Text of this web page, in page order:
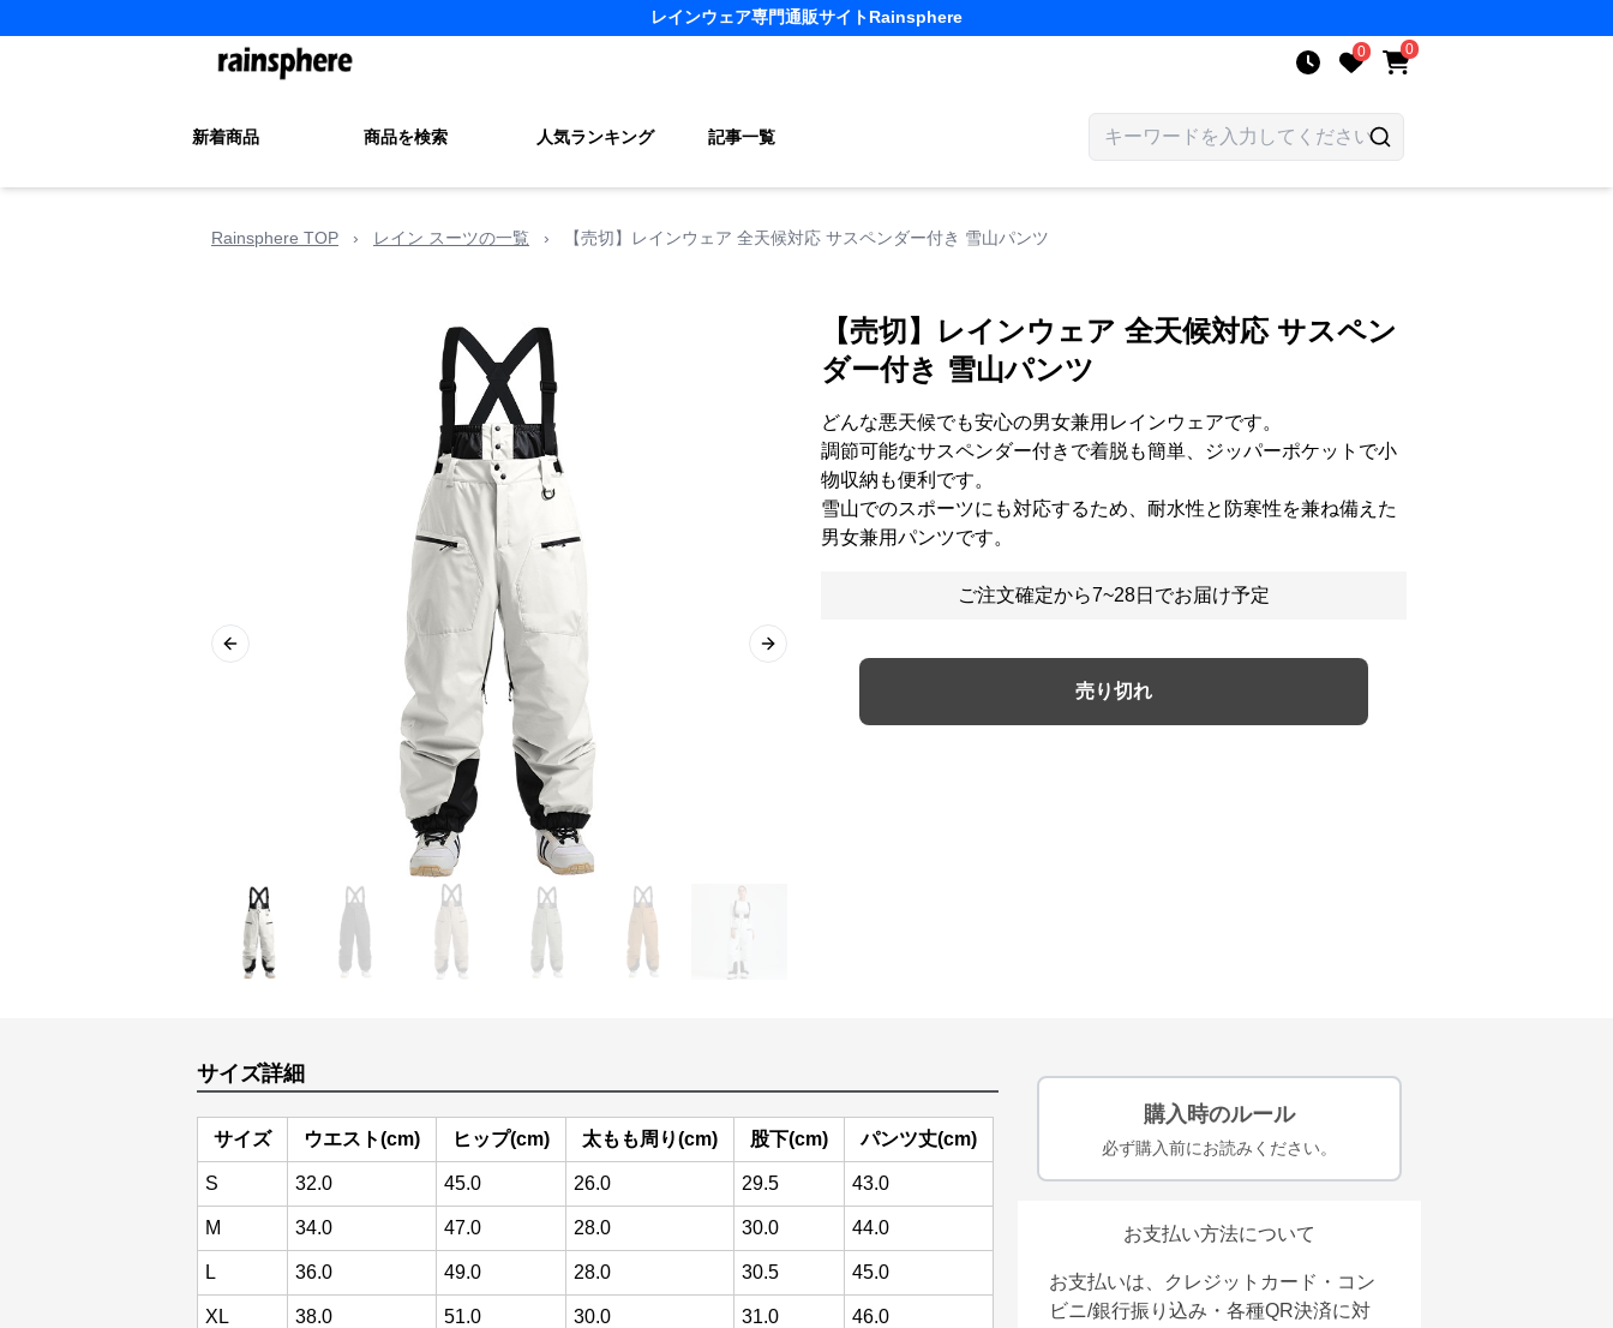
レインウェア専門通販サイトRainsphere
0 0
新着商品 商品を検索 人気ランキング 記事一覧
Rainsphere TOP › レイン スーツの一覧 › 【売切】レインウェア 全天候対応 サスペンダー付き 雪山パンツ
Previous slide Next slide
【売切】レインウェア 全天候対応 サスペン
ダー付き 雪山パンツ
どんな悪天候でも安心の男女兼用レインウェアです。
調節可能なサスペンダー付きで着脱も簡単、ジッパーポケットで小
物収納も便利です。
雪山でのスポーツにも対応するため、耐水性と防寒性を兼ね備えた
男女兼用パンツです。
ご注文確定から7~28日でお届け予定
売り切れ
サイズ詳細
サイズ ウエスト(cm) ヒップ(cm) 太もも周り(cm) 股下(cm) パンツ丈(cm)
S 32.0 45.0 26.0 29.5 43.0
M 34.0 47.0 28.0 30.0 44.0
L 36.0 49.0 28.0 30.5 45.0
XL 38.0 51.0 30.0 31.0 46.0
購入時のルール
必ず購入前にお読みください。
お支払い方法について
お支払いは、クレジットカード・コン
ビニ/銀行振り込み・各種QR決済に対